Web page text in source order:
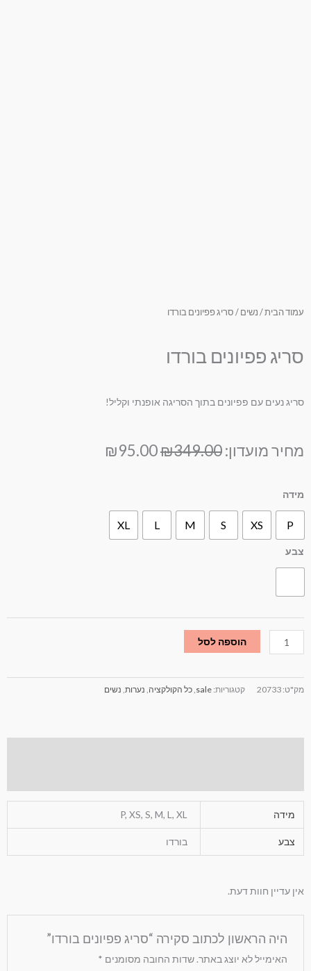
עמוד הבית/נשים/ סריג פפיונים בורדו
סריג פפיונים בורדו
סריג נעים עם פפיונים בתוך הסריגה אופנתי וקליל!
מחיר מועדון: ₪349.00
המחיר
₪349.00.
₪95.00
המחיר
₪95.00.
מידה
XS
M
XL
צבע
כמות
של
הוספה לסל
מק"ט:20733 קטגוריות:sale
,כל הקולקציה,נערות,נשים
מידה P, XS, S, M, L, XL
צבע בורדו
אין עדיין חוות דעת.
היה הראשון לכתוב סקירה “סריג פפיונים בורדו”
האימייל לא יוצג באתר.שדות החובה מסומנים*